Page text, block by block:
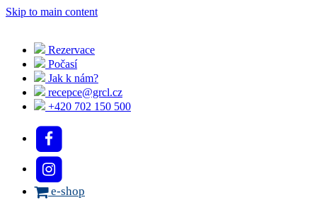
Skip to main content
Rezervace
Počasí
Jak k nám?
recepce@grcl.cz
+420 702 150 500
e-shop